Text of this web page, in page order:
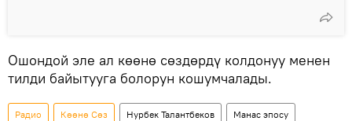
Ошондой эле ал көөнө сөздөрдү колдонуу менен
тилди байытууга болорун кошумчалады.
Радио Көөнө Сөз Нурбек Талантбеков Манас эпосу